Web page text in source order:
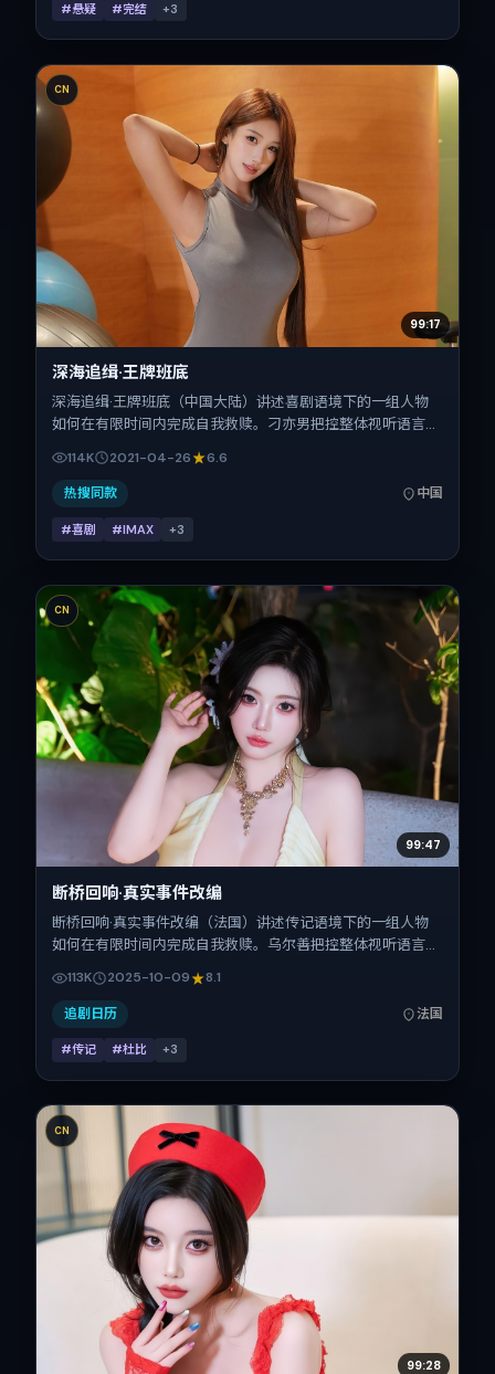
#悬疑 #完结 +3
CN
99:17
深海追缉·王牌班底
深海追缉·王牌班底（中国大陆）讲述喜剧语境下的一组人物
如何在有限时间内完成自我救赎。刁亦男把控整体视听语言，
片定于 2021-04-26 起陆续登陆院线与网络平台，春季档公
映，片长169分钟。
114K 2021-04-26 6.6
热搜同款 中国
#喜剧 #IMAX +3
CN
99:47
断桥回响·真实事件改编
断桥回响·真实事件改编（法国）讲述传记语境下的一组人物
如何在有限时间内完成自我救赎。乌尔善把控整体视听语言，
影片定于 2025-10-09 起陆续登陆院线与网络平台，国庆档
前后公映，片长104分钟。
113K 2025-10-09 8.1
追剧日历 法国
#传记 #杜比 +3
CN
99:28